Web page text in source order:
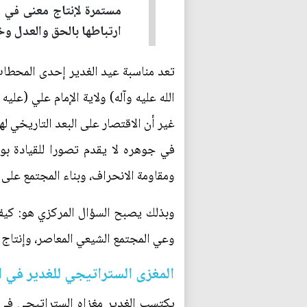
مستمرة لإنتاج معنى في
ارتباطها بالحق والعدل
تعد مناسبة عيد الغدير إحدى
الله عليه وآله) ولاية الإمام علي
غير أن الاقتصار على البعد
في جوهره لا يقدم تصورا للقيادة
ومقاومة الانحراف، وبناء المجتمع
وبذلك يصبح السؤال المركزي هو:
وعي المجتمع الشيعي المعاصر،
المغزى الستراتيجي للغدير في